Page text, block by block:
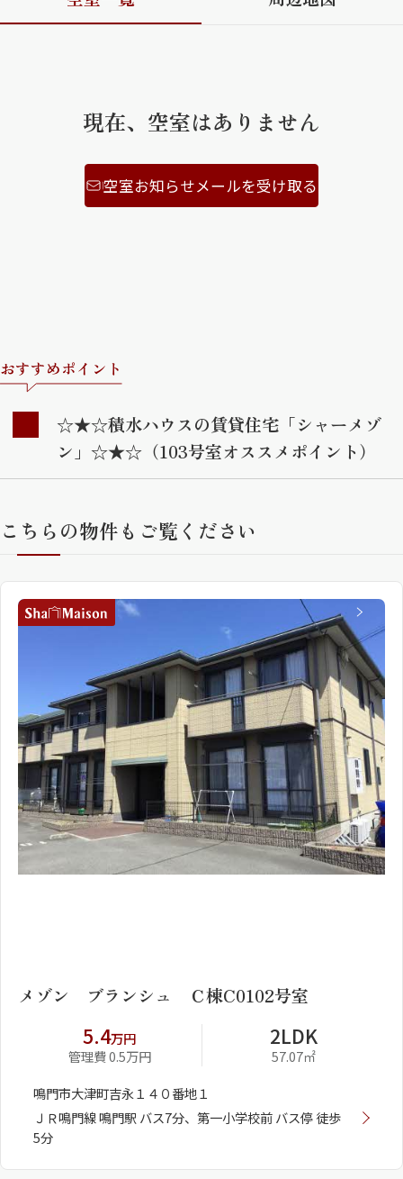
ShaMaison STYLE
シャーメゾンライフサポート
自立型サービス付き・シニア向け
現在、空室はありません
空室お知らせメールを受け取る
おすすめポイント
☆★☆積水ハウスの賃貸住宅「シャーメゾ
ン」☆★☆（103号室オススメポイント）
こちらの物件もご覧ください
メゾン ブランシュ Ｃ棟C0102号室
5.4万円
管理費 0.5万円
2LDK
57.07㎡
鳴門市大津町吉永１４０番地１
ＪＲ鳴門線 鳴門駅 バス7分、第一小学校前 バス停 徒歩
5分